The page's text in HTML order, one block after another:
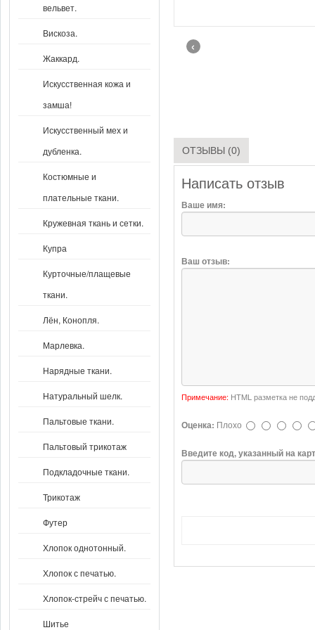
вельвет.
Вискоза.
Жаккард.
Искусственная кожа и
замша!
Искусственный мех и
дубленка.
Костюмные и
плательные ткани.
Кружевная ткань и сетки.
Купра
Курточные/плащевые
ткани.
Лён, Конопля.
Марлевка.
Нарядные ткани.
Натуральный шелк.
Пальтовые ткани.
Пальтовый трикотаж
Подкладочные ткани.
Трикотаж
Футер
Хлопок однотонный.
Хлопок с печатью.
Хлопок-стрейч с печатью.
Шитье
‹
ОТЗЫВЫ (0)
Написать отзыв
Ваше имя:
Ваш отзыв:
Примечание: HTML разметка не
Оценка: Плохо
Введите код, указанный на